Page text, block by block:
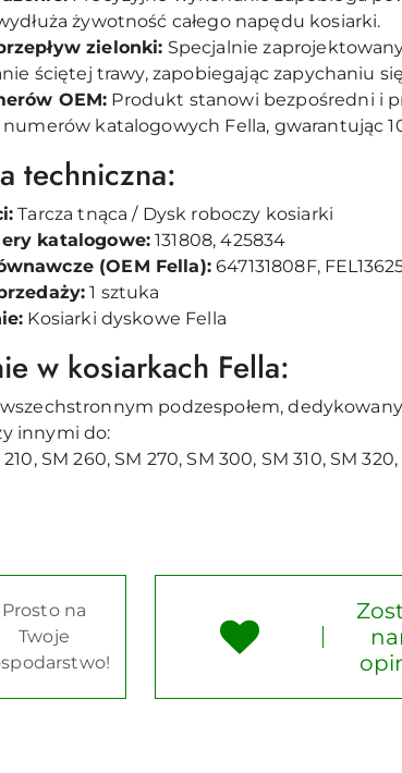
żywotność całego napędu kosiarki.
zielonki: Specjalnie
ściętej trawy, zapobiegając zapychaniu
OEM: Produkt stanowi bezpośredni i
katalogowych Fella, gwarantując
techniczna:
Tarcza tnąca / Dysk roboczy kosiarki
katalogowe: 131808, 425834
(OEM Fella):647131808F,
1 sztuka
Kosiarki dyskowe Fella
w kosiarkach Fella:
podzespołem,
innymi do:
210, SM 260, SM 270, SM 300, SM 310, SM
Prosto na
Twoje